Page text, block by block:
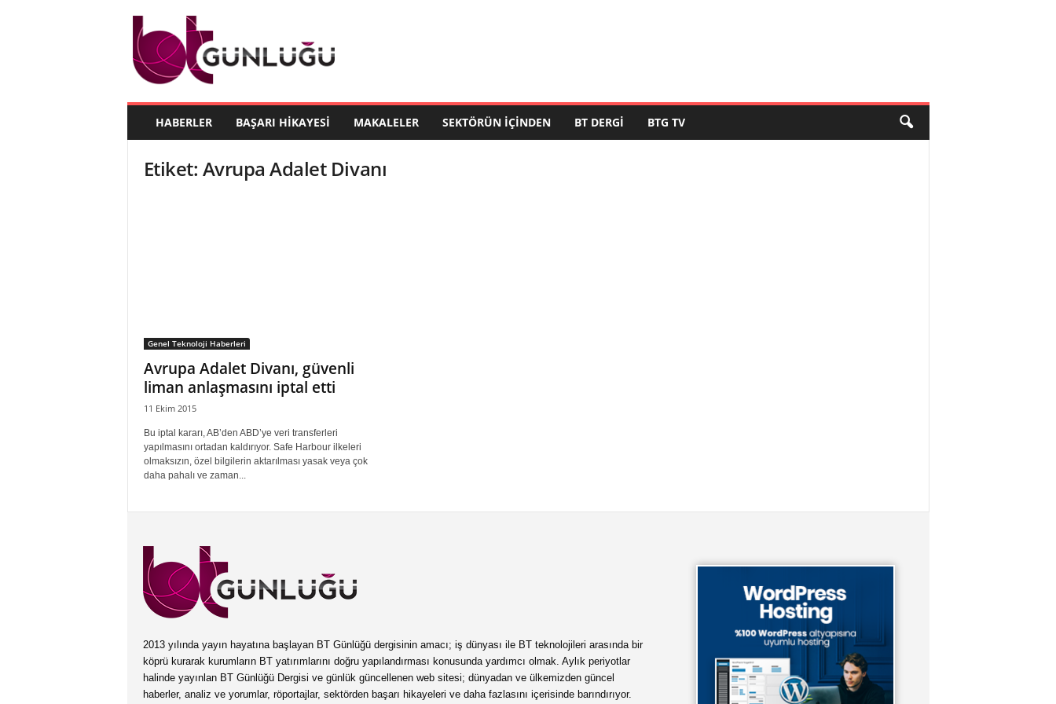
B
HABERLER BAŞARI HIKAYESI MAKALELER SEKTÖRÜN İÇINDEN BT DERGI BTG TV
Etiket: Avrupa Adalet Divanı
Genel Teknoloji Haberleri
Avrupa Adalet Divanı, güvenli
liman anlaşmasını iptal etti
11 Ekim 2015
Bu iptal kararı, AB’den ABD’ye veri transferleri
yapılmasını ortadan kaldırıyor. Safe Harbour ilkeleri
olmaksızın, özel bilgilerin aktarılması yasak veya çok
daha pahalı ve zaman...
2013 yılında yayın hayatına başlayan BT Günlüğü dergisinin amacı; iş dünyası ile BT teknolojileri arasında bir
köprü kurarak kurumların BT yatırımlarını doğru yapılandırması konusunda yardımcı olmak. Aylık periyotlar
halinde yayınlan BT Günlüğü Dergisi ve günlük güncellenen web sitesi; dünyadan ve ülkemizden güncel
haberler, analiz ve yorumlar, röportajlar, sektörden başarı hikayeleri ve daha fazlasını içerisinde barındırıyor.